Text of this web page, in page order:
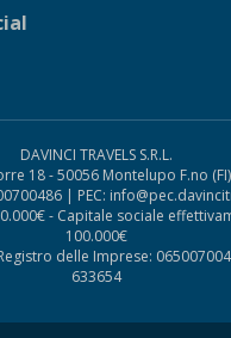
DAVINCI TRAVELS S.R.L.
18 - 50056 Montelupo F.no (FI)
| PEC:
- Capitale sociale
100.000€
delle Imprese:
633654